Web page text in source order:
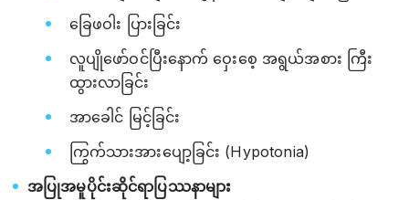
ခြေဖဝါး ပြားခြင်း
လူပျိုဖော်ဝင်ပြီးနောက် ဝှေးစေ့ အရွယ်အစား ကြီး
ထွားလာခြင်း
အာခေါင် မြင့်ခြင်း
ကြွက်သားအားပျော့ခြင်း (Hypotonia)
အပြုအမူပိုင်းဆိုင်ရာပြဿနာများ